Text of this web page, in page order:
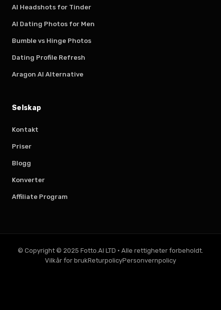
AI Headshots for Tinder
AI Dating Photos for Men
Bumble vs Hinge Photos
Dating Profile Refresh
Aragon AI Alternative
Selskap
Kontakt
Priser
Blogg
Konverter
Affiliate Program
© Copyright © 2025 Fotto.AI LTD · Alle rettigheter forbeholdt.
Vilkår for brukReturpolicyPersonvernpolicy